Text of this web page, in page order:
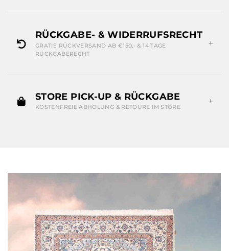
RÜCKGABE- & WIDERRUFSRECHT
GRATIS RÜCKVERSAND AB €150,- & 14 TAGE
RÜCKGABERECHT
STORE PICK-UP & RÜCKGABE
KOSTENFREIE ABHOLUNG & RETOURE IM STORE